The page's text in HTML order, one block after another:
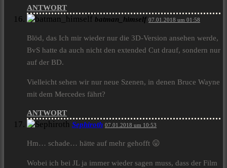
ANTWORT
batman_himself 07.01.2018 um 01:58
Blöd, das Ich mir wieder nur die 3D-Version ansehen werde,
BvS hatte da auch nicht den extended Cut drauf, sondern nur
auf der BD.
Vielleicht sehen wir nur neue Szenen, in denen Bruce Wayne
mit dem Mercedes fährt?
ANTWORT
Sephiroth 07.01.2018 um 10:53
Hm… schade… hätte auf mehr gehofft 😛
Wobei ich bei JL ja immer wieder sagen muss, dass der Film